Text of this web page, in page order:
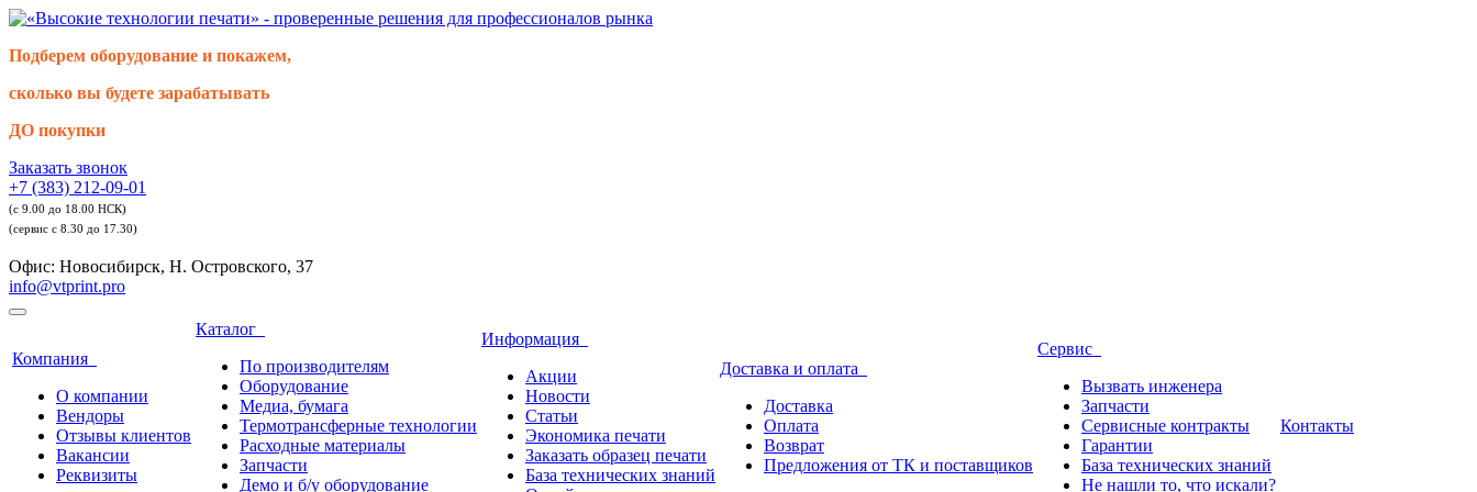
Подберем оборудование и покажем,
сколько вы будете зарабатывать
ДО покупки
Заказать звонок
+7 (383) 212-09-01
(с 9.00 до 18.00 НСК)
(сервис с 8.30 до 17.30)
Офис: Новосибирск, Н. Островского, 37
info@vtprint.pro
Компания
О компании
Вендоры
Отзывы клиентов
Вакансии
Реквизиты
Каталог
По производителям
Оборудование
Медиа, бумага
Термотрансферные технологии
Расходные материалы
Запчасти
Демо и б/у оборудование
Информация
Акции
Новости
Статьи
Экономика печати
Заказать образец печати
База технических знаний
Доставка и оплата
Доставка
Оплата
Возврат
Предложения от ТК и поставщиков
Сервис
Вызвать инженера
Запчасти
Сервисные контракты
Гарантии
База технических знаний
Не нашли то, что искали?
Контакты